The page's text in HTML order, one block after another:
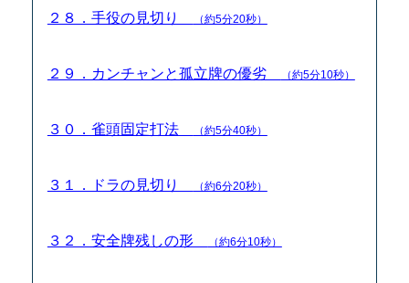
２８．手役の見切り （約5分20秒）
２９．カンチャンと孤立牌の優劣 （約5分10秒）
３０．雀頭固定打法 （約5分40秒）
３１．ドラの見切り （約6分20秒）
３２．安全牌残しの形 （約6分10秒）